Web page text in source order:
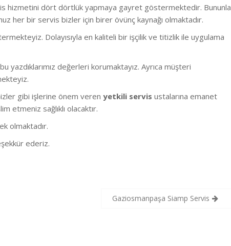
hizmetini dört dörtlük yapmaya gayret göstermektedir. Bununla
her bir servis bizler için birer övünç kaynağı olmaktadır.
Dolayısıyla en kaliteli bir işçilik ve titizlik ile uygulama
yazdıklarımız değerleri korumaktayız. Ayrıca müşteri
gibi işlerine önem veren yetkili servis ustalarına emanet
etmeniz sağlıklı olacaktır.
olmaktadır.
ederiz.
Gaziosmanpaşa Siamp Servis